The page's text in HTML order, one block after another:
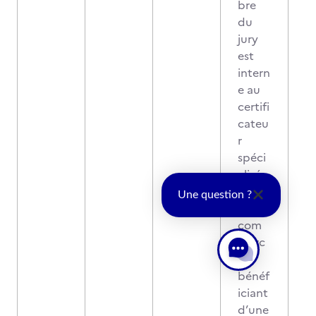
bre
du
jury
est
intern
e au
certifi
cateu
r
spéci
alisé
dans
com
merc
e,
bénéf
iciant
d’une
Une question ?